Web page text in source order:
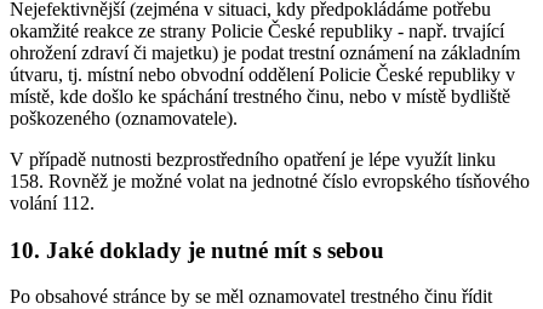
Nejefektivnější (zejména v situaci, kdy předpokládáme potřebu
okamžité reakce ze strany Policie České republiky - např. trvající
ohrožení zdraví či majetku) je podat trestní oznámení na základním
útvaru, tj. místní nebo obvodní oddělení Policie České republiky v
místě, kde došlo ke spáchání trestného činu, nebo v místě bydliště
poškozeného (oznamovatele).
V případě nutnosti bezprostředního opatření je lépe využít linku
158. Rovněž je možné volat na jednotné číslo evropského tísňového
volání 112.
10. Jaké doklady je nutné mít s sebou
Po obsahové stránce by se měl oznamovatel trestného činu řídit